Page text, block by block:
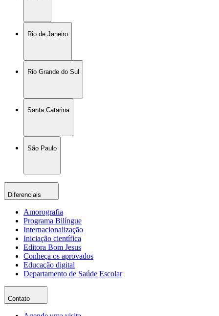
Rio de Janeiro
Rio Grande do Sul
Santa Catarina
São Paulo
Diferenciais
Amorografia
Programa Bilíngue
Internacionalização
Iniciação científica
Editora Bom Jesus
Conheça os aprovados
Educação digital
Departamento de Saúde Escolar
Contato